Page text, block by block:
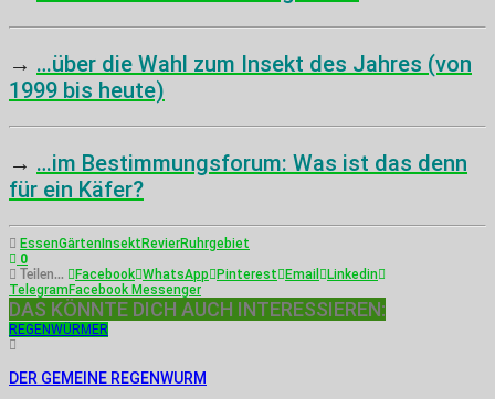
→ …über die Wahl zum Insekt des Jahres (von
1999 bis heute)
→ …im Bestimmungsforum: Was ist das denn
für ein Käfer?
EssenGärtenInsektRevierRuhrgebiet
0
Teilen... Facebook WhatsApp Pinterest Email
Linkedin
TelegramFacebook Messenger
DAS KÖNNTE DICH AUCH INTERESSIEREN:
REGENWÜRMER
DER GEMEINE REGENWURM